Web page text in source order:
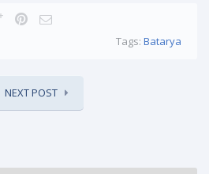
Tags: Batarya
NEXT POST